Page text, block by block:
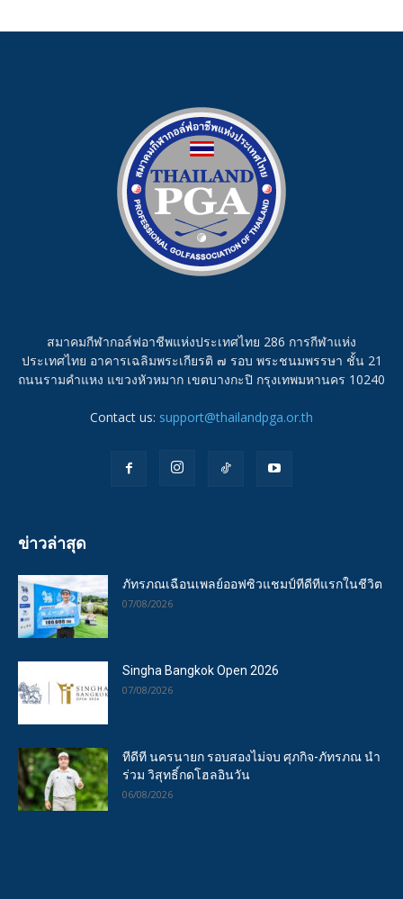
สมาคมกีฬากอล์ฟอาชีพแห่งประเทศไทย 286 การกีฬาแห่ง
ประเทศไทย อาคารเฉลิมพระเกียรติ ๗ รอบ พระชนมพรรษา ชั้น 21
ถนนรามคำแหง แขวงหัวหมาก เขตบางกะปิ กรุงเทพมหานคร 10240
Contact us: support@thailandpga.or.th
ข่าวล่าสุด
ภัทรภณเฉือนเพลย์ออฟซิวแชมป์ทีดีทีแรกในชีวิต
07/08/2026
Singha Bangkok Open 2026
07/08/2026
ทีดีที นครนายก รอบสองไม่จบ ศุภกิจ-ภัทรภณ นำ
ร่วม วิสุทธิ์กดโฮลอินวัน
06/08/2026